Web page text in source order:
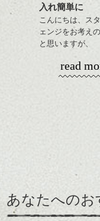
に。
ダークトーンの
入れ簡単に
こんにちは、ス
ェンジをお考え
と思いますが、
演出したスタイ
からの季節とて
全体のボリュー
るのが良い感じ
read
あなたへのお